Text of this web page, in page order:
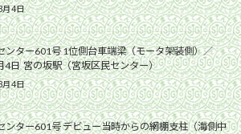
月4日
ンター601号 1位側台車端梁（モータ架装側）／
4日 宮の坂駅（宮坂区民センター）
月4日
ンター601号 デビュー当時からの網棚支柱（海側中